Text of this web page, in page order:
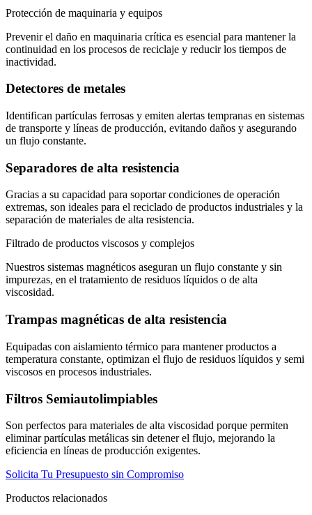
Protección de maquinaria y equipos
Prevenir el daño en maquinaria crítica es esencial para mantener la
continuidad en los procesos de reciclaje y reducir los tiempos de
inactividad.
Detectores de metales
Identifican partículas ferrosas y emiten alertas tempranas en sistemas
de transporte y líneas de producción, evitando daños y asegurando
un flujo constante.
Separadores de alta resistencia
Gracias a su capacidad para soportar condiciones de operación
extremas, son ideales para el reciclado de productos industriales y la
separación de materiales de alta resistencia.
Filtrado de productos viscosos y complejos
Nuestros sistemas magnéticos aseguran un flujo constante y sin
impurezas, en el tratamiento de residuos líquidos o de alta
viscosidad.
Trampas magnéticas de alta resistencia
Equipadas con aislamiento térmico para mantener productos a
temperatura constante, optimizan el flujo de residuos líquidos y semi
viscosos en procesos industriales.
Filtros Semiautolimpiables
Son perfectos para materiales de alta viscosidad porque permiten
eliminar partículas metálicas sin detener el flujo, mejorando la
eficiencia en líneas de producción exigentes.
Solicita Tu Presupuesto sin Compromiso
Productos relacionados